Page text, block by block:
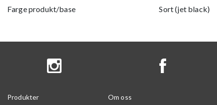
Farge produkt/base Sort (jet black)
Produkter Om oss